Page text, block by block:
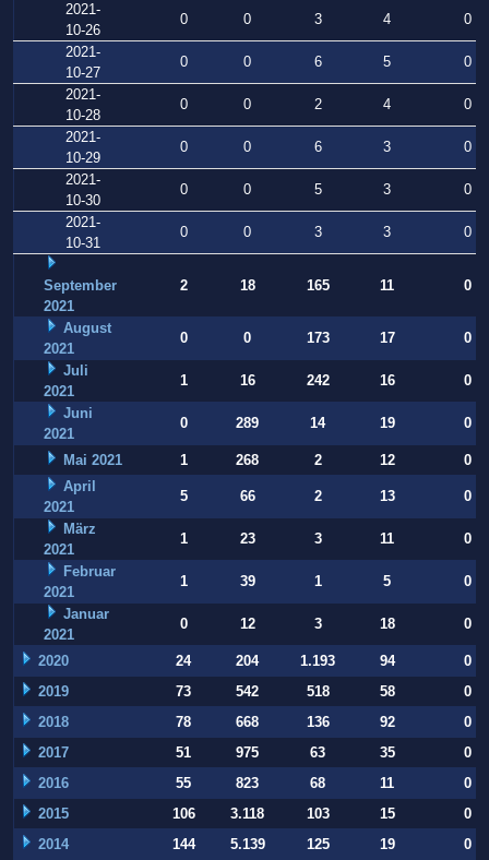
2021-
10-26
0 0 3 4
0
2021-
10-27
0 0 6 5
0
2021-
10-28
0 0 2 4
0
2021-
10-29
0 0 6 3
0
2021-
10-30
0 0 5 3
0
2021-
10-31
0 0 3 3 0
September
2021
2 18 165 11 0
August
2021
0 0 173 17
0
Juli
2021
1 16 242 16
0
Juni
2021
0 289 14 19 0
Mai 2021 1 268 2 12
0
April
2021
5 66 2 13
0
März
2021
1 23 3 11
0
Februar
2021
1 39 1 5
0
Januar
2021
0 12 3 18 0
2020 24 204 1.193 94
0
2019
73 542 518 58
0
2018
78 668 136 92
0
2017
51 975 63 35
0
2016
55 823 68 11
0
2015
106 3.118 103 15
0
2014
144 5.139 125 19 0